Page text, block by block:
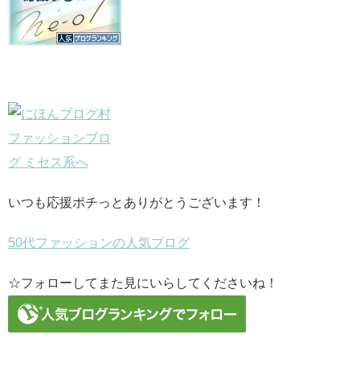
いつも応援ポチっとありがとうございます！
50代ファッションの人気ブログ
☆フォローしてまた見にいらしてくださいね！